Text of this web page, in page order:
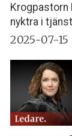
Krogpastorn
nyktra i
2025-07-15